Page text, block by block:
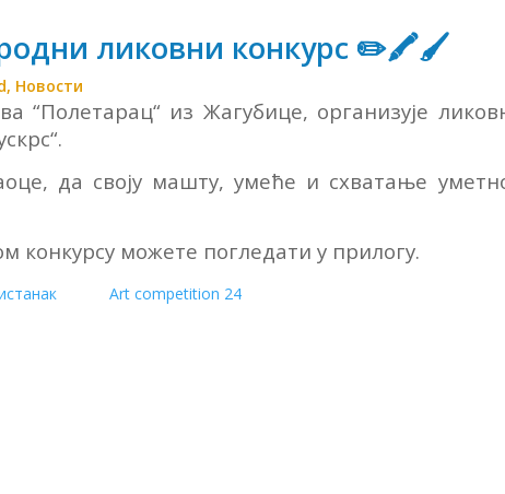
ликовни конкурс ✏️🖍🖌
, Новости
“Полетарац“ из Жагубице, организује
да своју машту, умеће и схватање
конкурсу можете погледати у прилогу.
Art competition 24